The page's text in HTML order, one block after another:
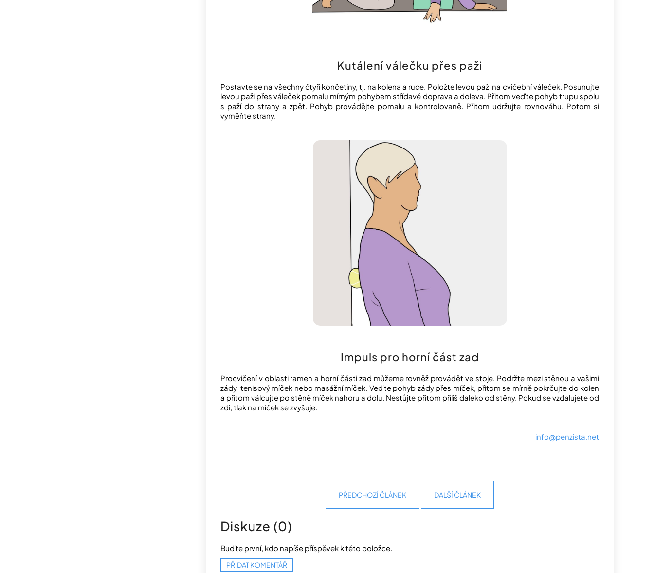
Kutálení válečku přes paži
Postavte se na všechny čtyři končetiny, tj. na kolena a ruce. Položte levou paži na cvičební váleček. Posunujte
levou paži přes váleček pomalu mírným pohybem střídavě doprava a doleva. Přitom veďte pohyb trupu spolu
s paží do strany a zpět. Pohyb provádějte pomalu a kontrolovaně. Přitom udržujte rovnováhu. Potom si
vyměňte strany.
Impuls pro horní část zad
Procvičení v oblasti ramen a horní části zad můžeme rovněž provádět ve stoje. Podržte mezi stěnou a vašimi
zády tenisový míček nebo masážní míček. Veďte pohyb zády přes míček, přitom se mírně pokrčujte do kolen
a přitom válcujte po stěně míček nahoru a dolu. Nestůjte přitom příliš daleko od stěny. Pokud se vzdalujete od
zdi, tlak na míček se zvyšuje.
info@penzista.net
PŘEDCHOZÍ ČLÁNEK DALŠÍ ČLÁNEK
Diskuze (0)
Buďte první, kdo napíše příspěvek k této položce.
PŘIDAT KOMENTÁŘ